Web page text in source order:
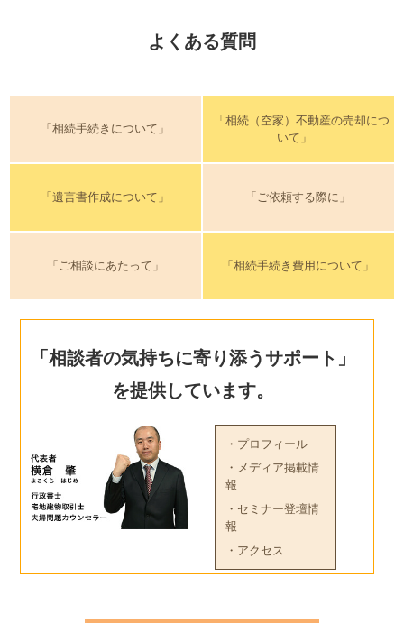
よくある質問
「相続手続きについて」
「相続（空家）不動産の売却につ
いて」
「遺言書作成について」 「ご依頼する際に」
「ご相談にあたって」 「相続手続き費用について」
「相談者の気持ちに寄り添うサポート」
を提供しています。
・プロフィール
・メディア掲載情
報
・セミナー登壇情
報
・アクセス